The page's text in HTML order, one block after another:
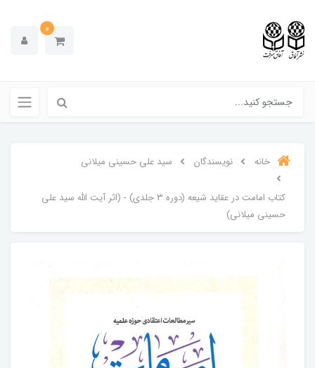
0
خانه نویسندگان سید علی حسینی میلانی
کتاب امامت در عقاید شیعه (دوره ۳ جلدی) - (اثر آیت الله سید علی
حسینی میلانی)